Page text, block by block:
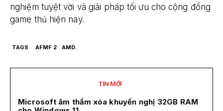
nghiệm tuyệt vời và giải pháp tối ưu cho cộng đồng
game thủ hiện nay.
TAGS AFMF 2 AMD.
TIN MỚI
Microsoft âm thầm xóa khuyến nghị 32GB RAM